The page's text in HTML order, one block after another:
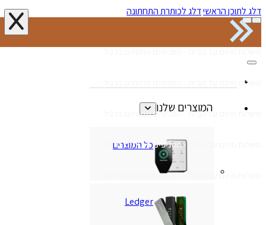
דלג לתוכן הראשידלג לכותרת התחתונה
משלוח חינם עד הבית - הסניפים פתוחים כרגיל
משלוח חינם עד הבית - הסניפים פתוחים כרגיל
משלוח חינם עד הבית - הסניפים פתוחים כרגיל
משלוח חינם עד הבית - הסניפים פתוחים כרגיל
המוצרים שלנו
כל המוצרים
Ledger